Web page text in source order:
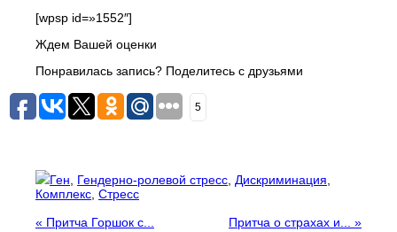
[wpsp id=»1552″]
Ждем Вашей оценки
Понравилась запись? Поделитесь с друзьями
5
Ген Гендерно-ролевой стресс Дискриминация
Комплекс Стресс
« Притча Горшок с... Притча о страхах и... »